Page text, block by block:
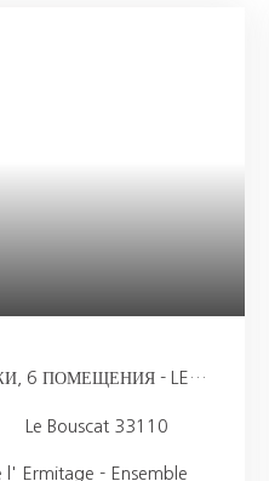
6 ПОМЕЩЕНИЯ - LE
Le Bouscat 33110
l' Ermitage - Ensemble